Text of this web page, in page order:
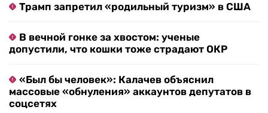
Трамп запретил «родильный туризм» в США
В вечной гонке за хвостом: ученые
допустили, что кошки тоже страдают ОКР
«Был бы человек»: Калачев объяснил
массовые «обнуления» аккаунтов депутатов в
соцсетях